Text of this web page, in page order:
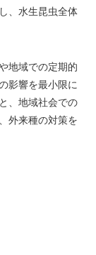
、水生昆虫全体
地域での定期的
影響を最小限に
、地域社会での
外来種の対策を